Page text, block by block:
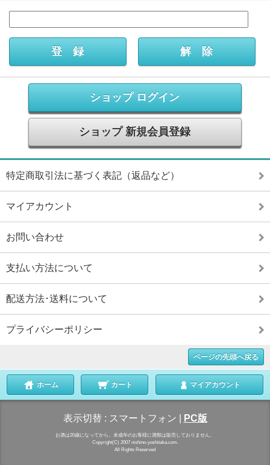
ショップ ログイン
ショップ 新規会員登録
特定商取引法に基づく表記（返品など）
マイアカウント
お問い合わせ
支払い方法について
配送方法･送料について
プライバシーポリシー
ページの先頭へ戻る
ホーム カート マイアカウント
表示切替 : スマートフォン PC版
お酒は20歳になってから。未成年のお客様に酒類は販売しておりません。
Copyright(C) 2007 nishino-yoshitaka.com.
All Rights Reserved